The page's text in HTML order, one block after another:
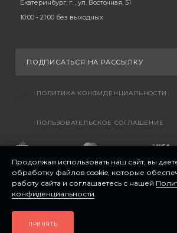
Екатеринбург, г. , ул. Восточная, 51
10:00 - 21:00 без выходных
ПОДПИСАТЬСЯ НА РАССЫЛКУ
ПОЛИТИКА КОНФИДЕНЦИАЛЬНОСТИ
ПОЛЬЗОВАТЕЛЬСКОЕ СОГЛАШЕНИЕ
Продолжая использовать наш сайт, вы
обработку файлов cookie, которые
работу сайта и соглашаетесь с нашей
конфиденциальности.
ПРИНЯТЬ